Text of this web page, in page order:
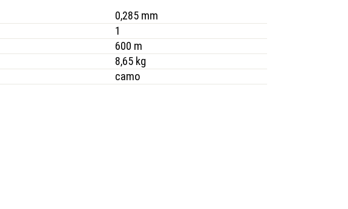
0,285 mm
1
600 m
8,65 kg
camo